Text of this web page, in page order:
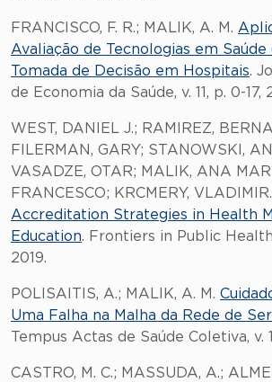
FRANCISCO, F. R.; MALIK, A. M.
Avaliação de Tecnologias em Saúde
Tomada de Decisão em Hospitais.
de Economia da Saúde, v. 11, p. 0-17,
WEST, DANIEL J.; RAMIREZ,
FILERMAN, GARY; STANOWSKI,
VASADZE, OTAR; MALIK, ANA
FRANCESCO; KRCMERY, VLADIMIR.
Accreditation Strategies in Health
Education. Frontiers in Public Health,
2019.
POLISAITIS, A.; MALIK, A. M.
Uma Falha na Malha da Rede de
Tempus Actas de Saúde Coletiva, v.
CASTRO, M. C.; MASSUDA, A.;